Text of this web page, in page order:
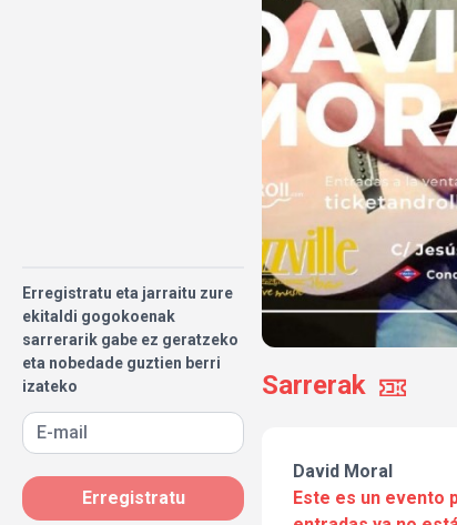
Erregistratu eta jarraitu zure
ekitaldi gogokoenak
sarrerarik gabe ez geratzeko
eta nobedade guztien berri
izateko
Erregistratu
Sarrerak
David Moral
Este es un evento